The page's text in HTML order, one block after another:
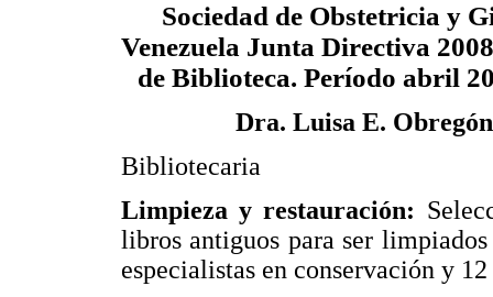
Sociedad de Obstetricia y
Venezuela Junta Directiva
de Biblioteca. Período abril
Dra. Luisa E.
Bibliotecaria
Limpieza y restauración:
libros antiguos para ser
especialistas en conservación y